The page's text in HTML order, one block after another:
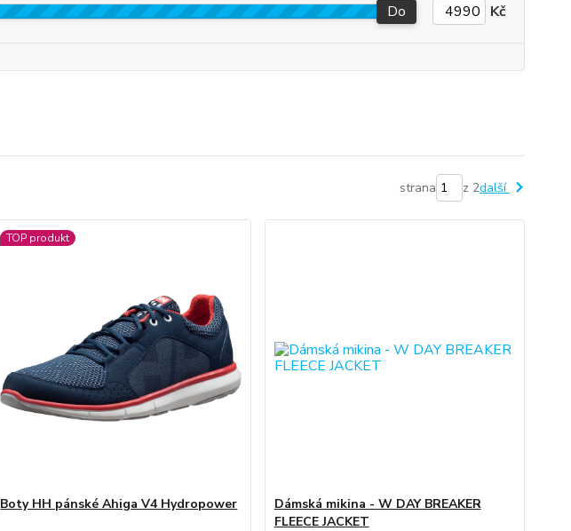
Do Kč
strana z 2další
TOP produkt
Boty HH pánské Ahiga V4 Hydropower
Dámská mikina - W DAY BREAKER
FLEECE JACKET